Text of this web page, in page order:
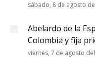
sábado, 8 de agosto
Abelardo de la
Colombia y fija
viernes, 7 de agosto